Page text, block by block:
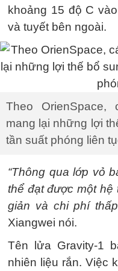
khoảng 15 độ C
và tuyết bên ngoài.
Theo
mang lại những lợi
tần suất phóng liên
“Thông qua lớp vỏ
thể đạt được một hệ
giản và chi phí
Xiangwei nói.
Tên lửa Gravity-1
nhiên liệu rắn. Việc